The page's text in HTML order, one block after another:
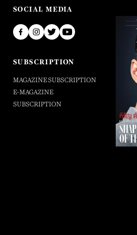
SOCIAL MEDIA
SUBSCRIPTION
MAGAZINE SUBSCRIPTION
E-MAGAZINE
SUBSCRIPTION